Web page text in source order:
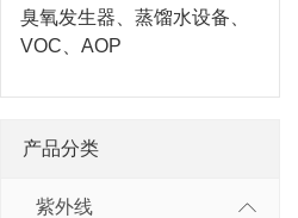
臭氧发生器、蒸馏水设备、
VOC、AOP
产品分类
紫外线